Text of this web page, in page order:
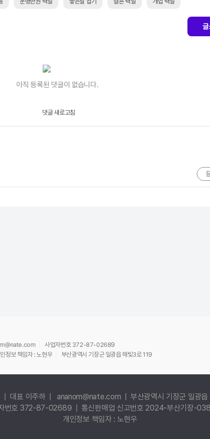
아직 등록된 댓글이 없습니다.
댓글 새로고침
사업자번호 372-87-02689
정보 책임자 : 노현우 부산광역시 기장군 일광읍 해빛3로 119
| 대표 이주하 | ananom@nate.com | 부산광역시 기장군 일광읍
번호 372-87-02689 | 통신판매업 신고번호 2024-부산기장-
개인정보 책임자 : 노현우